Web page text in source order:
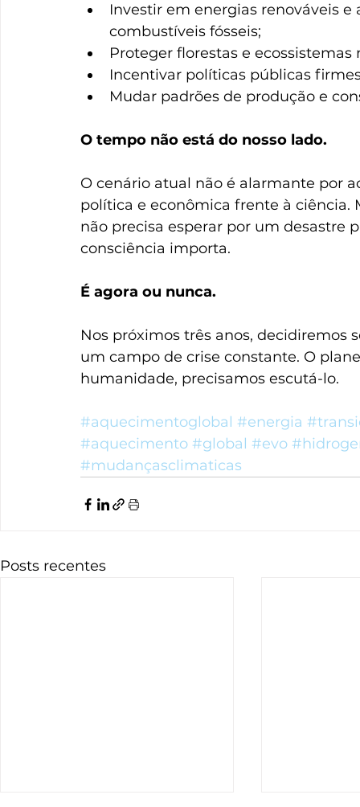
Investir em energias renováveis
combustíveis fósseis;
Proteger florestas e ecossistemas
Incentivar políticas públicas
Mudar padrões de produção e
O tempo não está do nosso lado.
O cenário atual não é alarmante por
política e econômica frente à ciência.
não precisa esperar por um desastre
consciência importa.
É agora ou nunca.
Nos próximos três anos,
um campo de crise constante. O
humanidade, precisamos escutá-lo.
#aquecimentoglobal #energia
#aquecimento #global #evo
#mudançasclimaticas
Posts recentes